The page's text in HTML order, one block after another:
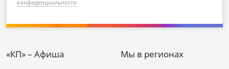
конфиденциальности
«КП» – Афиша Мы в регионах